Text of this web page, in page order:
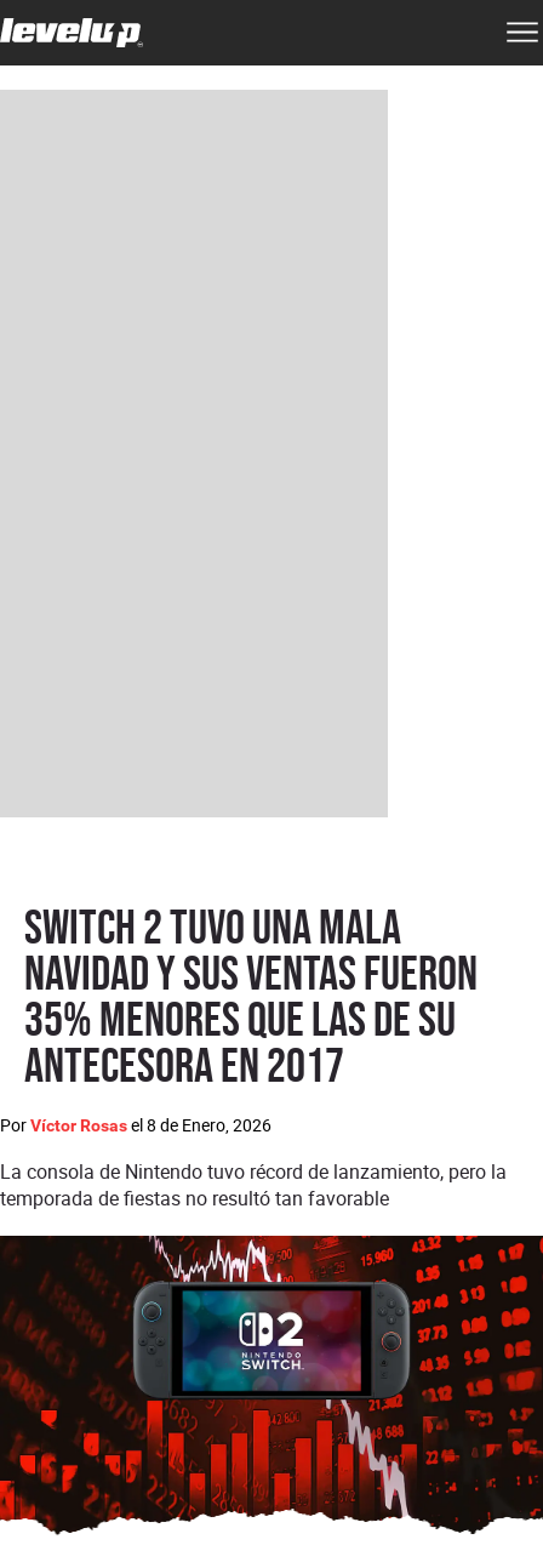
Switch 2 tuvo una mala
Navidad y sus ventas fueron
35% menores que las de su
antecesora en 2017
PorVíctor Rosasel8 de Enero, 2026
La consola de Nintendo tuvo récord de lanzamiento, pero la
temporada de fiestas no resultó tan favorable